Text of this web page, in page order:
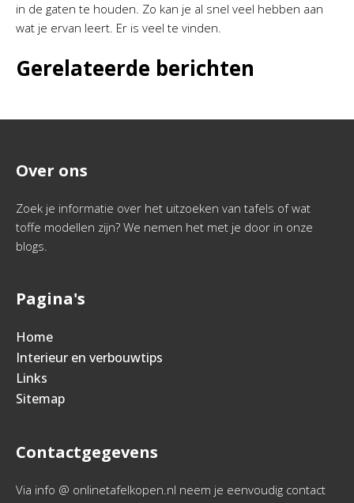
in de gaten te houden. Zo kan je al snel veel hebben aan
wat je ervan leert. Er is veel te vinden.
Gerelateerde berichten
Over ons
Zoek je informatie over het uitzoeken van tafels of wat
toffe modellen zijn? We nemen het met je door in onze
blogs.
Pagina's
Home
Interieur en verbouwtips
Links
Sitemap
Contactgegevens
Via info @ onlinetafelkopen.nl neem je eenvoudig contact